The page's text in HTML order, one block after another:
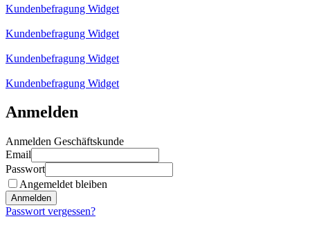
Kundenbefragung Widget
Kundenbefragung Widget
Kundenbefragung Widget
Kundenbefragung Widget
Anmelden
Anmelden Geschäftskunde
Email
Passwort
Angemeldet bleiben
Anmelden
Passwort vergessen?